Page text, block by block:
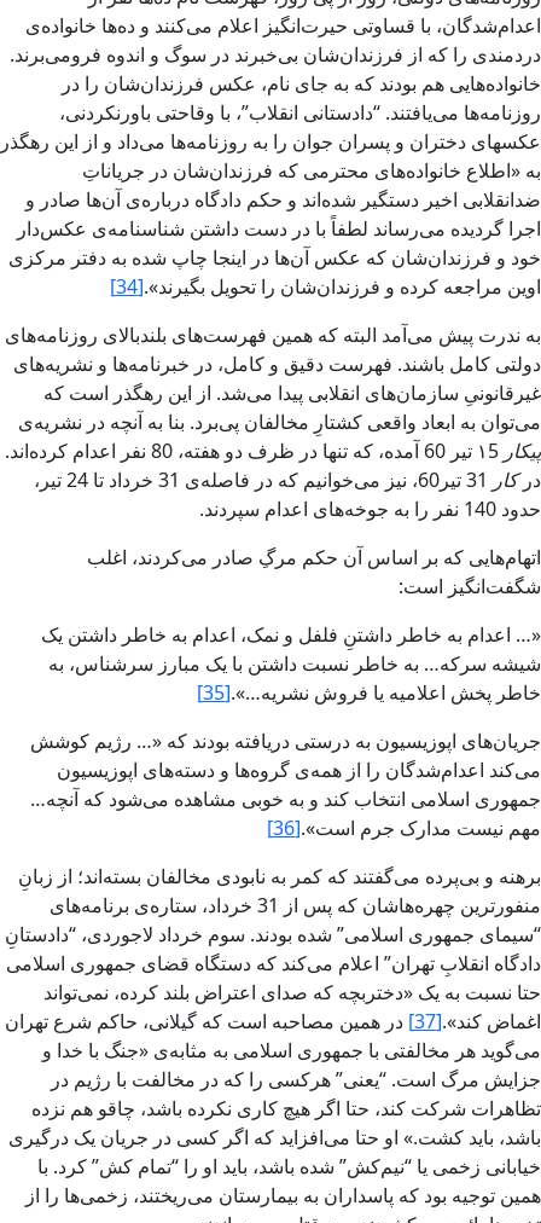
اعدام‌شدگان، با قساوتى حيرت‌انگيز اعلام مى‌کنند و ده‌ها خانواده‌ى
دردمندى را که از فرزندان‌شان بى‌خبرند در سوگ و اندوه فرومى‌برند.
خانواده‌هايى هم بودند که به جاى نام، عکس‏ فرزندان‌شان را در
روزنامه‌ها مى‌يافتند. “‌دادستانى انقلاب‌”، با وقاحتى باورنکردنى،
عکس‏هاى دختران و پسران جوان را به روزنامه‌ها مى‌داد و از اين رهگذر
به «اطلاع خانواده‌هاى محترمى که فرزندان‌شان در جرياناتِ
ضدانقلابى اخير دستگير شده‌اند و حکم دادگاه درباره‌ى آن‌ها صادر و
اجرا گرديده مى‌رساند لطفاً با در دست داشتن شناسنامه‌‌ى عکس‌دار
خود و فرزندان‌شان که عکس‏ آن‌ها در اينجا چاپ شده به دفتر مرکزى
اوين مراجعه کرده و فرزندان‌شان را تحويل بگيرند».[34]
به ندرت پيش‏ مى‌آمد البته که همين فهرست‌هاى بلند‌بالاى روزنامه‌هاى
دولتى کامل باشند. فهرست دقيق و کامل، در خبرنامه‌ها و نشريه‌هاى
غير‌قانونى‌ِ سازمان‌هاى انقلابى پيدا مى‌شد. از اين رهگذر است که
مى‌توان به ابعاد واقعى کشتارِ مخالفان پى‌برد. بنا به آنچه در نشريه‌ى
پيکار
‌ ١5 تير 60 آمده، که تنها در ظرف دو هفته، 80 نفر اعدام کرده‌اند.
در‌کار‌
31 تير60، نيز مى‌خوانيم که در فاصله‌ى 31 خرداد تا 24 تير،
حدود 140 نفر را به جوخه‌هاى اعدام سپردند.
اتهام‌‌هايى که بر اساس‏ آن حکم مرگِ صادر مى‌کردند، اغلب
شگفت‌‌انگيز است‌:
«… اعدام به خاطر داشتنِ فلفل و نمک، اعدام به خاطر داشتن يک
شيشه سرکه… به خاطر نسبت داشتن با يک مبارز سرشناس‏، به
خاطر پخش‏ اعلاميه يا فروش‏ نشريه…».[35]
جريان‌هاى اپوزيسيون به درستى دريافته بودند که «… رژيم کوشش‏
مى‌کند اعدام‌شدگان را از همه‌ى گروه‌ها و دسته‌هاى اپوزيسيون
جمهورى اسلامى انتخاب کند و به خوبى مشاهده مى‌شود که آنچه…
مهم نيست مدارک جرم است‌».[36]
برهنه و بى‌پرده مى‌گفتند که کمر به نابودى مخالفان بسته‌اند؛ از زبانِ
منفورترين چهره‌هاشان که پس‏ از 31 خرداد، ستاره‌ى برنامه‌هاى
“‌سيماى جمهورى اسلامى” شده بودند. سوم خرداد لاجوردى، “‌دادستانِ
دادگاه‌ انقلابِ تهران‌” اعلام مى‌کند که دستگاه قضاى جمهورى اسلامى
حتا نسبت به يک «‌دختربچه که صداى اعتراض‏ بلند کرده، نمى‌تواند
اغماض‏ کند».[37]
در همين مصاحبه است که گيلانى، حاکم شرع تهران
مى‌گويد هر مخالفتى با جمهورى اسلامى به مثابه‌ى «‌جنگ با خدا‌ و
جزايش‏ مرگ است‌. “يعنى” ‌هرکسى را که در مخالفت با رژيم در
تظاهرات شرکت کند، حتا اگر هيچ کارى نکرده باشد، چاقو هم نزده
باشد، بايد کشت‌.» او حتا مى‌افزايد که اگر کسى در جريان يک درگيرى
خيابانى‌ زخمى يا “‌نيم‌کش‏” شده باشد، بايد او را “‌تمام کش‏” کرد. با
همين توجيه بود که پاسداران به بيمارستان مى‌ريختند، زخمى‌ها را از